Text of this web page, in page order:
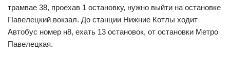
трамвае 38, проехав 1 остановку, нужно выйти на остановке
Павелецкий вокзал. До станции Нижние Котлы ходит
Автобус номер н8, ехать 13 остановок, от остановки Метро
Павелецкая.